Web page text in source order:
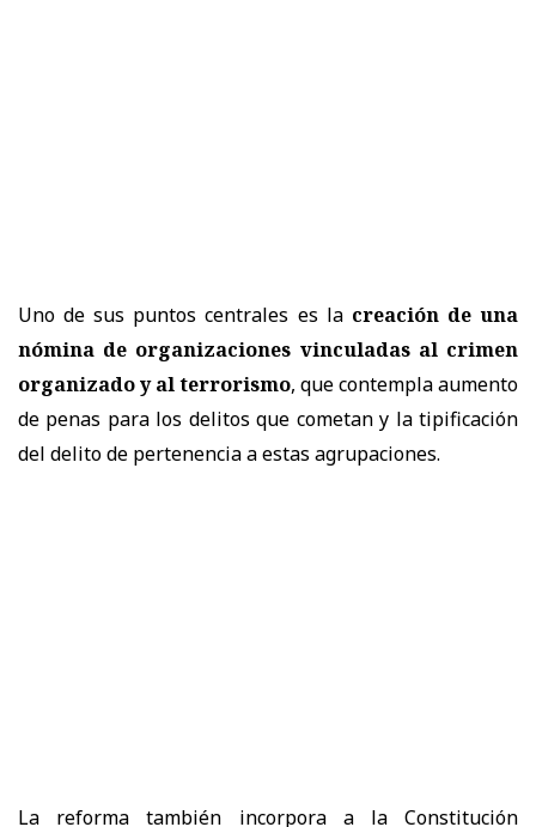
Uno de sus puntos centrales es la creación de una
nómina de organizaciones vinculadas al crimen
organizado y al terrorismo, que contempla aumento
de penas para los delitos que cometan y la tipificación
del delito de pertenencia a estas agrupaciones.
La reforma también incorpora a la Constitución